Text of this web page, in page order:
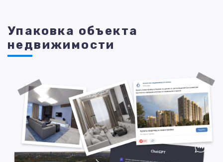
Упаковка объекта
недвижимости